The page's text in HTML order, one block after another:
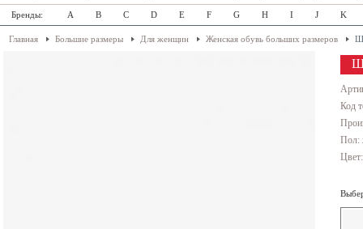
Бренды: A B C D E F G H I J K
Главная Большие размеры Для женщин Женская обувь больших размеров
Код
Пол: